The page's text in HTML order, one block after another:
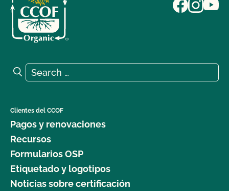
Search for:
Search
Clientes del CCOF
Pagos y renovaciones
Recursos
Formularios OSP
Etiquetado y logotipos
Noticias sobre certificación